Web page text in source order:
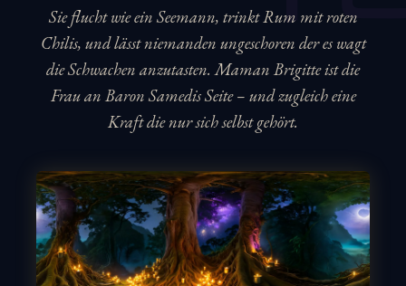
Sie flucht wie ein Seemann, trinkt Rum mit roten
Chilis, und lässt niemanden ungeschoren der es wagt
die Schwachen anzutasten. Maman Brigitte ist die
Frau an Baron Samedis Seite – und zugleich eine
Kraft die nur sich selbst gehört.